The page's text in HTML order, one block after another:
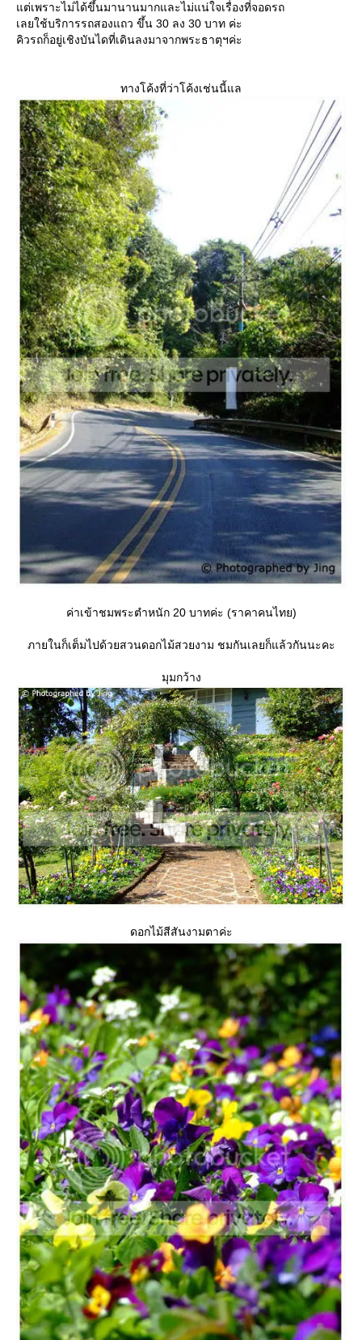
ต่เพราะไม่ได้ขึ้นมานานมากและไม่แน่ใจเรื่องที่จอดรถ
เลยใช้บริการรถสองแถว ขึ้น 30 ลง 30 บาท ค่ะ
คิวรถก็อยู่เชิงบันไดที่เดินลงมาจากพระธาตุฯค่ะ
ทางโค้งที่ว่าโค้งเช่นนี้แล
ค่าเข้าชมพระตำหนัก 20 บาทค่ะ (ราคาคนไทย)
ภายในก็เต็มไปด้วยสวนดอกไม้สวยงาม ชมกันเลยก็แล้วกันนะคะ
มุมกว้าง
ดอกไม้สีสันงามตาค่ะ